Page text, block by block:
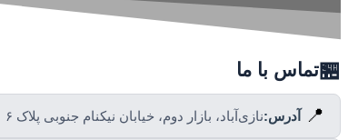
🏪تماس با ما
📍 آدرس:نازی‌آباد، بازار دوم، خیابان نیکنام جنوبی پلاک ۶